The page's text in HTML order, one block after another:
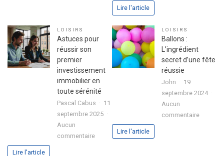
exprimer
passion
lettre
de
motivation
avec
chicken
Lire l'article
LOISIRS
Astuces pour
réussir son
premier
investissement
immobilier en
toute sérénité
Pascal Cabus
11
septembre 2025
Aucun
commentairesur
Lire l'article
LOISIRS
Ballons :
L’ingrédient
secret d’une fête
réussie
John
19
septembre 2024
Aucun
commentairesur
Lire l'article